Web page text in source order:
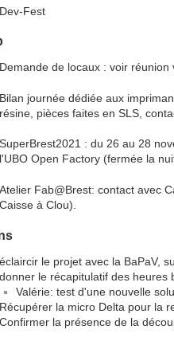
Dev-Fest
Demande de locaux : voir réunion
Bilan journée dédiée aux
résine, pièces faites en SLS,
SuperBrest2021 : du 26 au 28
l'UBO Open Factory (fermée la
Atelier Fab@Brest: contact avec
Caisse à Clou).
éclaircir le projet avec la BaPaV,
donner le récapitulatif des heures
Valérie: test d'une nouvelle
Récupérer la micro Delta pour la
Confirmer la présence de la